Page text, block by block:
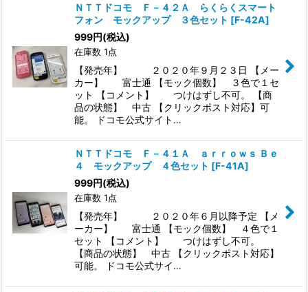
ＮＴＴドコモ Ｆ－４２Ａ らくらくスマート
フォン モックアップ ３色セット [F-42A]
999円(税込)
在庫数 1点
【発売年】 ２０２０年９月２３日 【メー
カー】 富士通 【モック個数】 ３色で１セ
ット 【コメント】 つけはずし不可。 【商
品の状態】 中古 【クリックポスト対応】可
能。 ドコモ公式サイト…
ＮＴＴドコモ Ｆ－４１Ａ ａｒｒｏｗｓ Ｂｅ
４ モックアップ ４色セット [F-41A]
999円(税込)
在庫数 1点
【発売年】 ２０２０年６月以降予定 【メ
ーカー】 富士通 【モック個数】 ４色で１
セット 【コメント】 つけはずし不可。
【商品の状態】 中古 【クリックポスト対応】
可能。 ドコモ公式サイ…